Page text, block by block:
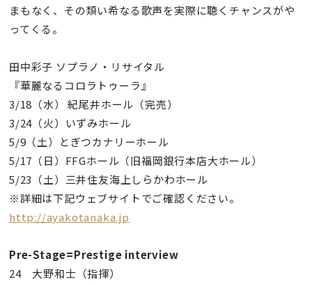
まもなく、その類い希なる歌声を実際に聴くチャンスがや
ってくる。
田中彩子 ソプラノ・リサイタル
『華麗なるコロラトゥーラ』
3/18（水） 紀尾井ホール（完売）
3/24（火）いずみホール
5/9（土）とぎつカナリーホール
5/17（日）FFGホール（旧福岡銀行本店大ホール）
5/23（土）三井住友海上しらかわホール
※詳細は下記ウェブサイトでご確認ください。
http://ayakotanaka.jp
Pre-Stage=Prestige interview
24 大野和士（指揮）